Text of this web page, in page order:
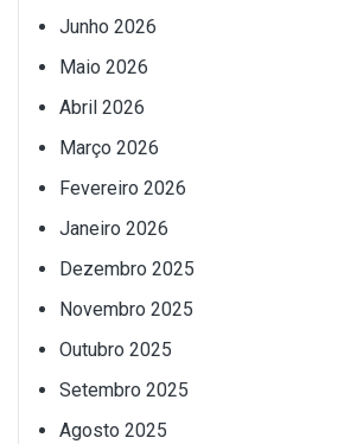
Junho 2026
Maio 2026
Abril 2026
Março 2026
Fevereiro 2026
Janeiro 2026
Dezembro 2025
Novembro 2025
Outubro 2025
Setembro 2025
Agosto 2025